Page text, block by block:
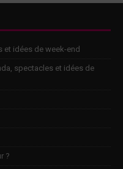
et idées de week-end
spectacles et idées de
?